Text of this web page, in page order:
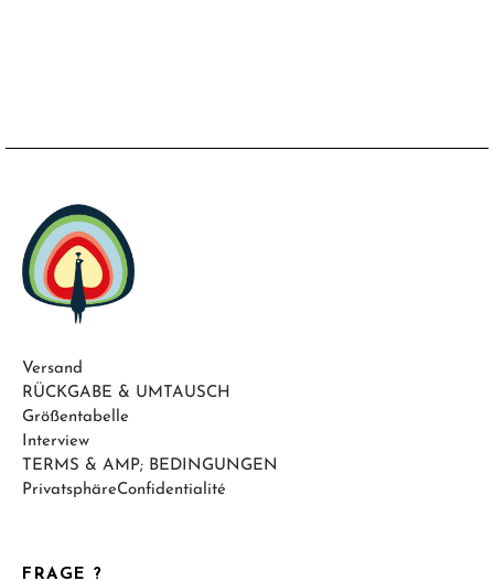
FRAGE ?
Versand
RÜCKGABE & UMTAUSCH
Größentabelle
Interview
TERMS & AMP; BEDINGUNGEN
PrivatsphäreConfidentialité